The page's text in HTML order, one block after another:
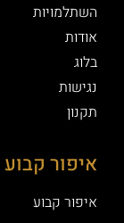
השתלמויות
אודות
בלוג
נגישות
תקנון
איפור קבוע
איפור קבוע